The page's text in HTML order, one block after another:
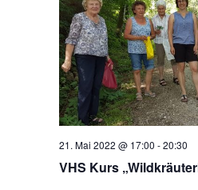
VHS Kurs
21. Mai 2022 @ 17:00 -20:30